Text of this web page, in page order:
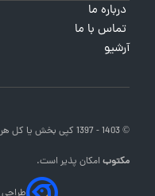
درباره ما
تماس با ما
آرشیو
© 1403 - 1397 کپی بخش یا کل هر کدام از مطالب
مکتوبامکان پذیر است.